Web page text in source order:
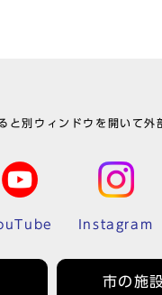
と別ウィンドウを開いて外
Instagram
市の施